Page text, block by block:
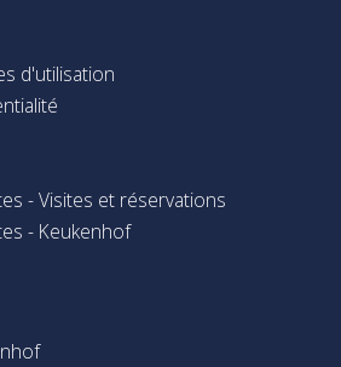
d'utilisation
- Visites et réservations
- Keukenhof